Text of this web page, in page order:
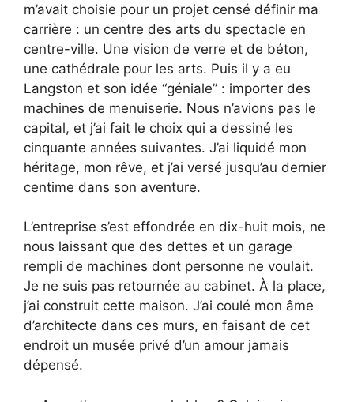
m’avait choisie pour un projet censé définir ma
carrière : un centre des arts du spectacle en
centre-ville. Une vision de verre et de béton,
une cathédrale pour les arts. Puis il y a eu
Langston et son idée “géniale” : importer des
machines de menuiserie. Nous n’avions pas le
capital, et j’ai fait le choix qui a dessiné les
cinquante années suivantes. J’ai liquidé mon
héritage, mon rêve, et j’ai versé jusqu’au dernier
centime dans son aventure.
L’entreprise s’est effondrée en dix-huit mois, ne
nous laissant que des dettes et un garage
rempli de machines dont personne ne voulait.
Je ne suis pas retournée au cabinet. À la place,
j’ai construit cette maison. J’ai coulé mon âme
d’architecte dans ces murs, en faisant de cet
endroit un musée privé d’un amour jamais
dépensé.